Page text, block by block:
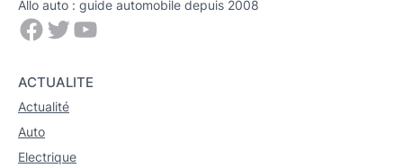
Allo auto : guide automobile depuis 2008
Facebook
Twitter
YouTube
ACTUALITE
Actualité
Auto
Electrique